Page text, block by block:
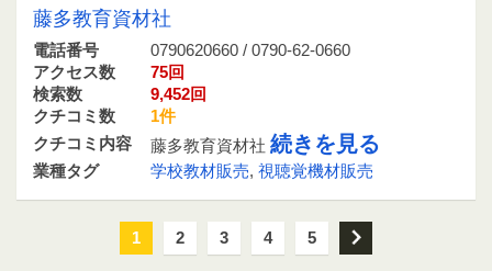
藤多教育資材社
電話番号
0790620660 / 0790-62-0660
アクセス数
75回
検索数
9,452回
クチコミ数
1件
クチコミ内容
藤多教育資材社 続きを見る
業種タグ 学校教材販売, 視聴覚機材販売
1 2 3 4 5 次